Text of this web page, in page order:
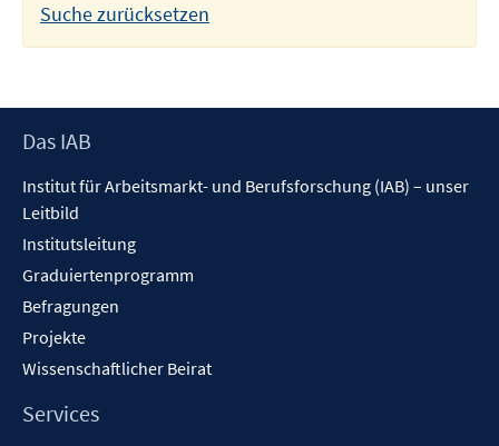
Suche zurücksetzen
Footer
Das IAB
Institut für Arbeitsmarkt- und Berufsforschung (IAB) – unser
Leitbild
Institutsleitung
Graduiertenprogramm
Befragungen
Projekte
Wissenschaftlicher Beirat
Services